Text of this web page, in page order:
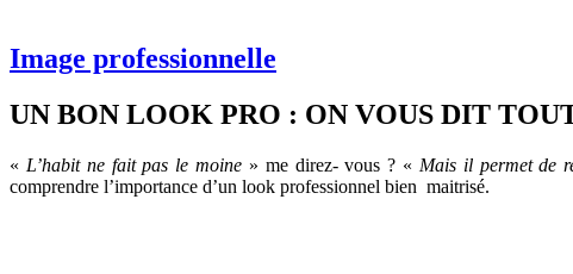
Image professionnelle
UN BON LOOK PRO : ON VOUS DIT
« L’habit ne fait pas le moine » me direz- vous ? « Mais il permet de
comprendre l’importance d’un look professionnel bien maitrisé.